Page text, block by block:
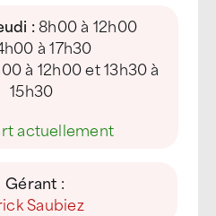
:8h00 à 12h00
à 17h30
à 12h00 et 13h30 à
15h30
actuellement
Gérant :
Saubiez